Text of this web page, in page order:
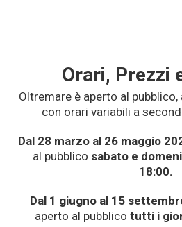
Orari, Prezzi
Oltremare è aperto al
con orari variabili a
Dal 28 marzo al 26 maggio
al pubblico sabato e
18:00.
Dal 1 giugno al 15
aperto al pubblico tutti i